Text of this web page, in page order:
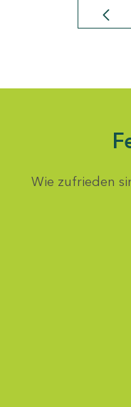
Wie zufrieden